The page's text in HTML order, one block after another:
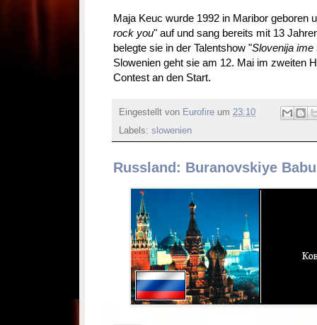
Maja Keuc wurde 1992 in Maribor geboren
rock you" auf und sang bereits mit 13
belegte sie in der Talentshow "Slovenija ime
Slowenien geht sie am 12. Mai im zweiten
Contest an den Start.
Eingestellt von Eurofire um 23:10
Labels: slowenien
Russland: Buranovskiye